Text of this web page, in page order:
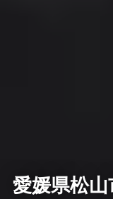
愛媛県松